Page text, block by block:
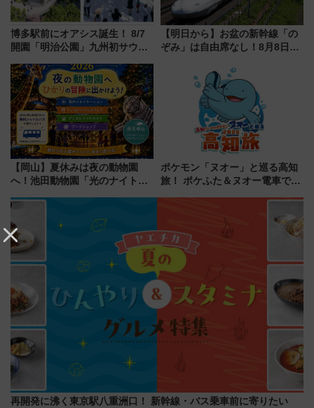
博多駅前にオアシス誕生！ 8/7
開園「明治公園」九州初サウナ
品グルメ登場で駅前の過ごし方
はどう変わる？
【明日から】お盆の新幹線「の
ぞみ」は自由席なし！8月8日午
せば空きが見つかることも 混
雑避ける「空席」探しのコツ
【岡山】夏休みは夜の動物園
へ！池田動物園「光のナイトズ
な夜
ポケモン「ヌオー」と巡る高知
旅！ ポケふた＆ヌオー電車で楽
再開発に沸く東京駅八重洲口！ 新幹線・バス乗車前に寄りたい